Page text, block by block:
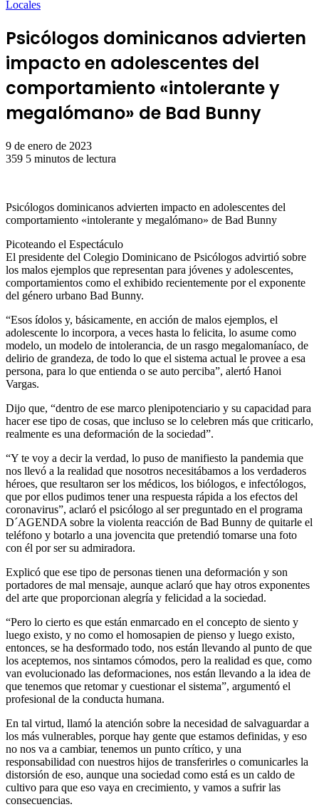
Locales
Psicólogos dominicanos advierten
impacto en adolescentes del
comportamiento «intolerante y
megalómano» de Bad Bunny
9 de enero de 2023
359 5 minutos de lectura
Psicólogos dominicanos advierten impacto en adolescentes del
comportamiento «intolerante y megalómano» de Bad Bunny
Picoteando el Espectáculo
El presidente del Colegio Dominicano de Psicólogos advirtió sobre
los malos ejemplos que representan para jóvenes y adolescentes,
comportamientos como el exhibido recientemente por el exponente
del género urbano Bad Bunny.
“Esos ídolos y, básicamente, en acción de malos ejemplos, el
adolescente lo incorpora, a veces hasta lo felicita, lo asume como
modelo, un modelo de intolerancia, de un rasgo megalomaníaco, de
delirio de grandeza, de todo lo que el sistema actual le provee a esa
persona, para lo que entienda o se auto perciba”, alertó Hanoi
Vargas.
Dijo que, “dentro de ese marco plenipotenciario y su capacidad para
hacer ese tipo de cosas, que incluso se lo celebren más que criticarlo,
realmente es una deformación de la sociedad”.
“Y te voy a decir la verdad, lo puso de manifiesto la pandemia que
nos llevó a la realidad que nosotros necesitábamos a los verdaderos
héroes, que resultaron ser los médicos, los biólogos, e infectólogos,
que por ellos pudimos tener una respuesta rápida a los efectos del
coronavirus”, aclaró el psicólogo al ser preguntado en el programa
D´AGENDA sobre la violenta reacción de Bad Bunny de quitarle el
teléfono y botarlo a una jovencita que pretendió tomarse una foto
con él por ser su admiradora.
Explicó que ese tipo de personas tienen una deformación y son
portadores de mal mensaje, aunque aclaró que hay otros exponentes
del arte que proporcionan alegría y felicidad a la sociedad.
“Pero lo cierto es que están enmarcado en el concepto de siento y
luego existo, y no como el homosapien de pienso y luego existo,
entonces, se ha desformado todo, nos están llevando al punto de que
los aceptemos, nos sintamos cómodos, pero la realidad es que, como
van evolucionado las deformaciones, nos están llevando a la idea de
que tenemos que retomar y cuestionar el sistema”, argumentó el
profesional de la conducta humana.
En tal virtud, llamó la atención sobre la necesidad de salvaguardar a
los más vulnerables, porque hay gente que estamos definidas, y eso
no nos va a cambiar, tenemos un punto crítico, y una
responsabilidad con nuestros hijos de transferirles o comunicarles la
distorsión de eso, aunque una sociedad como está es un caldo de
cultivo para que eso vaya en crecimiento, y vamos a sufrir las
consecuencias.